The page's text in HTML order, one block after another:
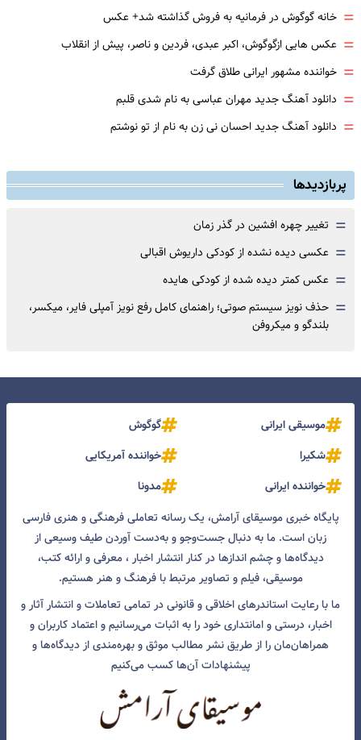
= خانه گوگوش در فرمانیه به فروش گذاشته شد+ عکس
= عکس هایی ازگوگوش، اکبر عبدی، فردین و ناصر، پیش از انقلاب
= خواننده مشهور ایرانی طلاق گرفت
= دانلود آهنگ جدید مهران عباسی به نام شدی قلبم
= دانلود آهنگ جدید احسان نی زن به نام از تو نوشتم
پربازدیدها
= تغییر چهره افشین در گذر زمان
= عکسی دیده نشده از کودکی داریوش اقبالی
= عکس کمتر دیده شده از کودکی هایده
= حذف نویز سیستم صوتی؛ راهنمای کامل رفع نویز آمپلی فایر، میکسر،
بلندگو و میکروفن
موسیقی ایرانی
گوگوش
شکیرا
خواننده آمریکایی
خواننده ایرانی
مدونا
پایگاه خبری موسیقای آرامش، یک رسانه تعاملی فرهنگی و هنری فارسی
زبان است. ما به دنبال جست‌و‌جو و به‌دست آوردن طیف وسیعی از
دیدگاه‌ها و چشم انداز‌ها در کنار انتشار اخبار ، معرفی و ارائه کتب،
موسیقی، فیلم و تصاویر مرتبط با فرهنگ و هنر هستیم.
ما با رعایت استاندرهای اخلاقی و قانونی در تمامی تعاملات و انتشار آثار و
اخبار، درستی و امانتداری خود را به اثبات می‌رسانیم و اعتماد کاربران و
همراهان‌مان را از طریق نشر مطالب موثق و بهره‌مندی از دیدگاه‌ها و
پیشنهادات آن‌ها کسب می‌کنیم